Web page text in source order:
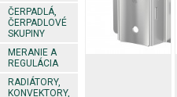
ČERPADLÁ,
ČERPADLOVÉ
SKUPINY
MERANIE A
REGULÁCIA
RADIÁTORY,
KONVEKTORY,